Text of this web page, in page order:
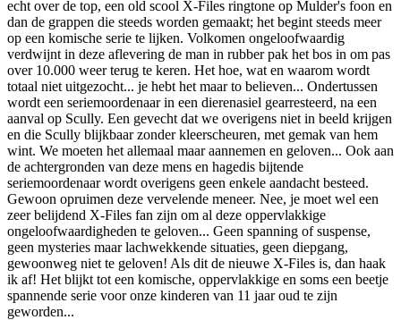
echt over de top, een old scool X-Files ringtone op Mulder's foon en
dan de grappen die steeds worden gemaakt; het begint steeds meer
op een komische serie te lijken. Volkomen ongeloofwaardig
verdwijnt in deze aflevering de man in rubber pak het bos in om pas
over 10.000 weer terug te keren. Het hoe, wat en waarom wordt
totaal niet uitgezocht... je hebt het maar to believen... Ondertussen
wordt een seriemoordenaar in een dierenasiel gearresteerd, na een
aanval op Scully. Een gevecht dat we overigens niet in beeld krijgen
en die Scully blijkbaar zonder kleerscheuren, met gemak van hem
wint. We moeten het allemaal maar aannemen en geloven... Ook aan
de achtergronden van deze mens en hagedis bijtende
seriemoordenaar wordt overigens geen enkele aandacht besteed.
Gewoon opruimen deze vervelende meneer. Nee, je moet wel een
zeer belijdend X-Files fan zijn om al deze oppervlakkige
ongeloofwaardigheden te geloven... Geen spanning of suspense,
geen mysteries maar lachwekkende situaties, geen diepgang,
gewoonweg niet te geloven! Als dit de nieuwe X-Files is, dan haak
ik af! Het blijkt tot een komische, oppervlakkige en soms een beetje
spannende serie voor onze kinderen van 11 jaar oud te zijn
geworden...